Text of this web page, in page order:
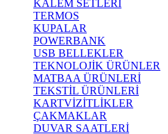
KALEM SETLERİ
TERMOS
KUPALAR
POWERBANK
USB BELLEKLER
TEKNOLOJİK ÜRÜNLER
MATBAA ÜRÜNLERİ
TEKSTİL ÜRÜNLERİ
KARTVİZİTLİKLER
ÇAKMAKLAR
DUVAR SAATLERİ